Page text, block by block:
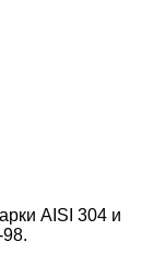
AISI 304 и